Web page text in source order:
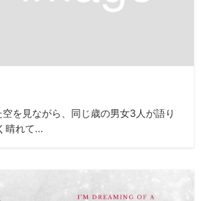
を見ながら、同じ歳の男女3人が語り
晴れて...